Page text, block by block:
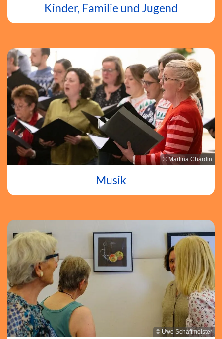
Kinder, Familie und Jugend
© Martina Chardin
Musik
© Uwe Schaffmeister